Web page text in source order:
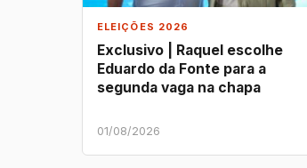
ELEIÇÕES 2026
Exclusivo | Raquel escolhe
Eduardo da Fonte para a
segunda vaga na chapa
01/08/2026